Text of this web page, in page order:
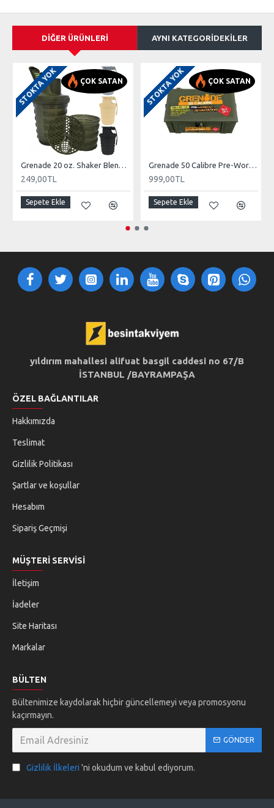
DIĞER ÜRÜNLERI AYNI KATEGORIDEKILER
ÇOK SATAN
STOKTA YOK
Grenade 20 oz. Shaker Blender Karıştırıcı Şişe 600ml
249,00TL
Sepete Ekle
ÇOK SATAN
STOKTA YOK
Grenade 50 Calibre Pre-Workout 50 Servis
999,00TL
Sepete Ekle
yıldırım mahallesi alifuat basgil caddesi no 67/B
İSTANBUL /BAYRAMPAŞA
ÖZEL BAĞLANTILAR
Hakkımızda
Teslimat
Gizlilik Politikası
Şartlar ve koşullar
Hesabım
Sipariş Geçmişi
MÜŞTERI SERVISI
İletişim
İadeler
Site Haritası
Markalar
BÜLTEN
Bültenimize kaydolarak hiçbir güncellemeyi veya promosyonu
kaçırmayın.
GÖNDER
Gizlilik İlkeleri 'ni okudum ve kabul ediyorum.